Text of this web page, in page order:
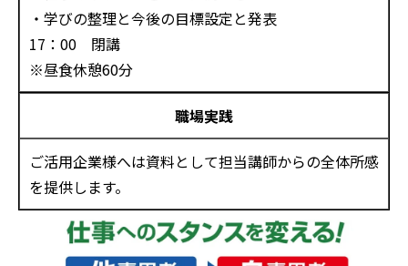
・学びの整理と今後の目標設定と発表
17：00 閉講
※昼食休憩60分
職場実践
ご活用企業様へは資料として担当講師からの全体所感
を提供します。